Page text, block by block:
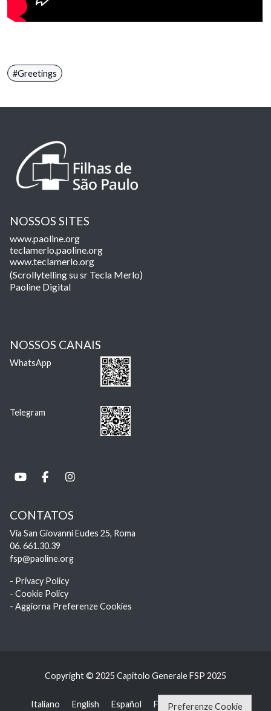
Greetings
NOSSOS SITES
www.paoline.org
teclamerlo.paoline.org
www.teclamerlo.org
(Scrollytelling su sr Tecla Merlo)
Paoline Digital
NOSSOS CANAIS
WhatsApp
Telegram
CONTATOS
Via San Giovanni Eudes 25, Roma
06. 661.30.39
fsp@paoline.org
- Privacy Policy
- Cookie Policy
- Aggiorna Preferenze Cookies
Copyright © 2025 Capitolo Generale FSP 2025
Preferenze Cookie
Italiano English Español Français Português